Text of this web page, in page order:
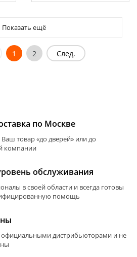
Показать ещё
1 2 След.
по Москве
товар «до дверей» или до
компании
обслуживания
в своей области и всегда готовы
помощь
дистрибьюторами и не